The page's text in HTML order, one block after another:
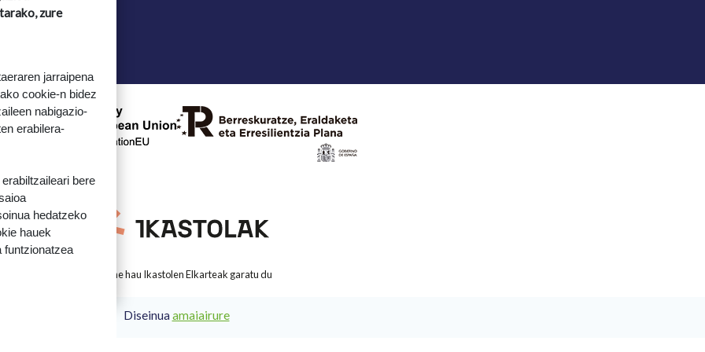
Diseinua amaiairure
Webgune hau Ikastolen Elkarteak garatu du
zure
jarraipena
cookie-n bidez
nabigazio-
erabilera-
bere
hedatzeko
hauek
funtzionatzea